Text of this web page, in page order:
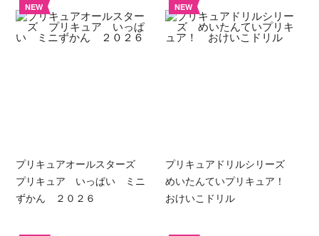
NEW
プリキュアオールスターズ
プリキュア いっぱい ミニ
ずかん ２０２６
NEW
プリキュアドリルシリーズ
めいたんていプリキュア！
おけいこドリル